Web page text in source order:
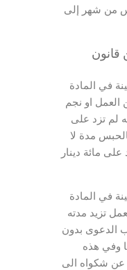
من شهر إلى
(334) من قانون
في المادة
او نجم
لم تزد على
مدة لا
مائة دينار
في المادة
تزيد مدته
الدعوى بدون
وفي هذه
عن شكواه الى